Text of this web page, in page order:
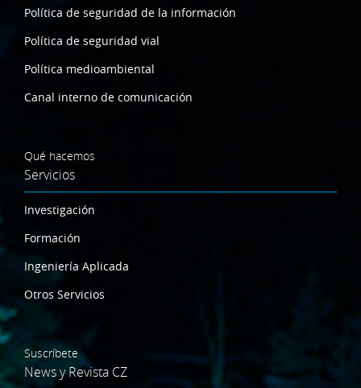
Política de seguridad de la información
Política de seguridad vial
Política medioambiental
Canal interno de comunicación
Qué hacemos
Servicios
Investigación
Formación
Ingeniería Aplicada
Otros Servicios
Suscríbete
News y Revista CZ